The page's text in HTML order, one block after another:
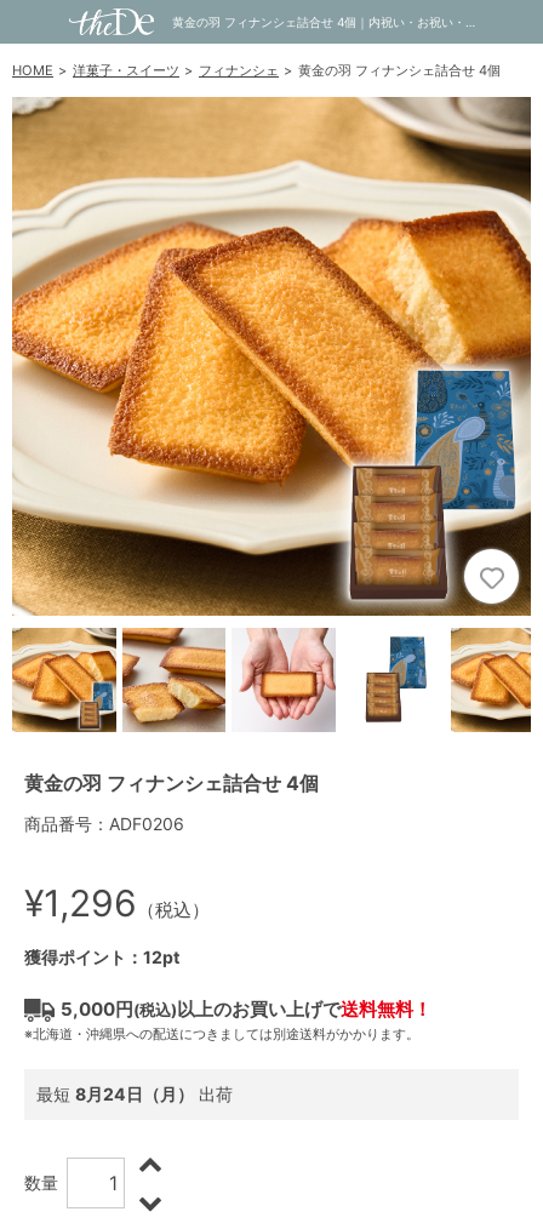
HOME 洋菓子・スイーツ フィナンシェ 黄金の羽 フィナンシェ詰合せ 4個
黄金の羽 フィナンシェ詰合せ 4個
商品番号：ADF0206
¥1,296 （税込）
獲得ポイント：12pt
5,000円(税込)以上のお買い上げで送料無料！
※北海道・沖縄県への配送につきましては別途送料がかかります。
最短 8月24日（月） 出荷
数量